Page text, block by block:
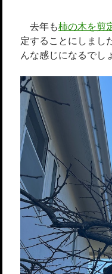
去年も柿の木を剪
定することにしまし
んな感じになるでし